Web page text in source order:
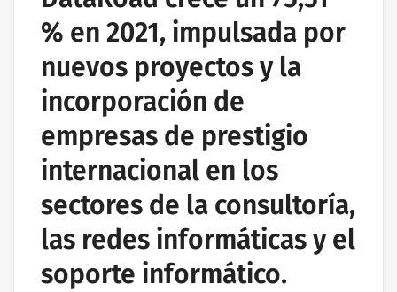
% en 2021, impulsada por
nuevos proyectos y la
incorporación de
empresas de prestigio
internacional en los
sectores de la consultoría,
las redes informáticas y el
soporte informático.